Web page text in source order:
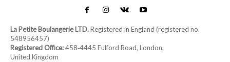
La Petite Boulangerie LTD.Registered in England (registered no.
548956457)
Registered Office:458‑4445 Fulford Road, London,
United Kingdom